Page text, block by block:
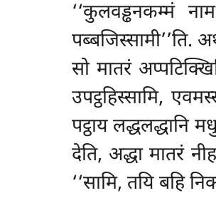
‘‘कुलवड्ढनकम्मं
सो मातरं
उपट्ठहिस्सामि,
पट्ठाय लद्धलद्धानि
देति, अद्धा मातरं
‘‘सामि, तयि बहि